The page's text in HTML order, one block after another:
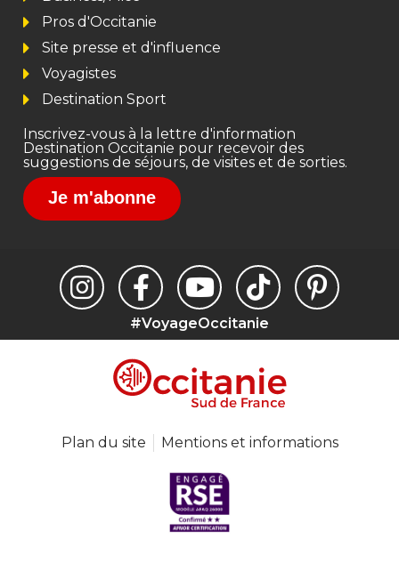
Pros d'Occitanie
Site presse et d'influence
Voyagistes
Destination Sport
Inscrivez-vous à la lettre d'information
Destination Occitanie pour recevoir des
suggestions de séjours, de visites et de sorties.
Je m'abonne
#VoyageOccitanie
Plan du site Mentions et informations